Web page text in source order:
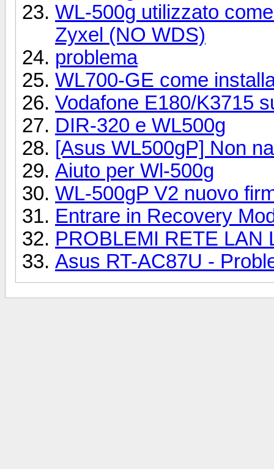
WL-500g utilizzato
Zyxel (NO WDS)
problema
WL700-GE come
Vodafone E180/K3715
DIR-320 e WL500g
[Asus WL500gP] Non
Aiuto per Wl-500g
WL-500gP V2 nuovo
Entrare in Recovery
PROBLEMI RETE LAN
Asus RT-AC87U -